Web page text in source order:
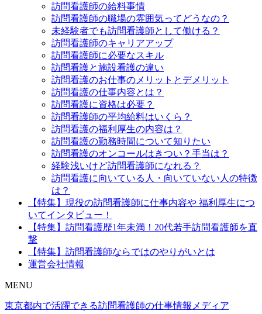
訪問看護師の給料事情
訪問看護師の職場の雰囲気ってどうなの？
未経験者でも訪問看護師として働ける？
訪問看護師のキャリアアップ
訪問看護師に必要なスキル
訪問看護と施設看護の違い
訪問看護のお仕事のメリットとデメリット
訪問看護の仕事内容とは？
訪問看護に資格は必要？
訪問看護師の平均給料はいくら？
訪問看護の福利厚生の内容は？
訪問看護の勤務時間について知りたい
訪問看護のオンコールはきつい？手当は？
経験浅いけど訪問看護師になれる？
訪問看護に向いている人・向いていない人の特徴
は？
【特集】現役の訪問看護師に仕事内容や 福利厚生につ
いてインタビュー！
【特集】訪問看護歴1年未満！20代若手訪問看護師を直
撃
【特集】訪問看護師ならではのやりがいとは
運営会社情報
MENU
東京都内で活躍できる訪問看護師の仕事情報メディア